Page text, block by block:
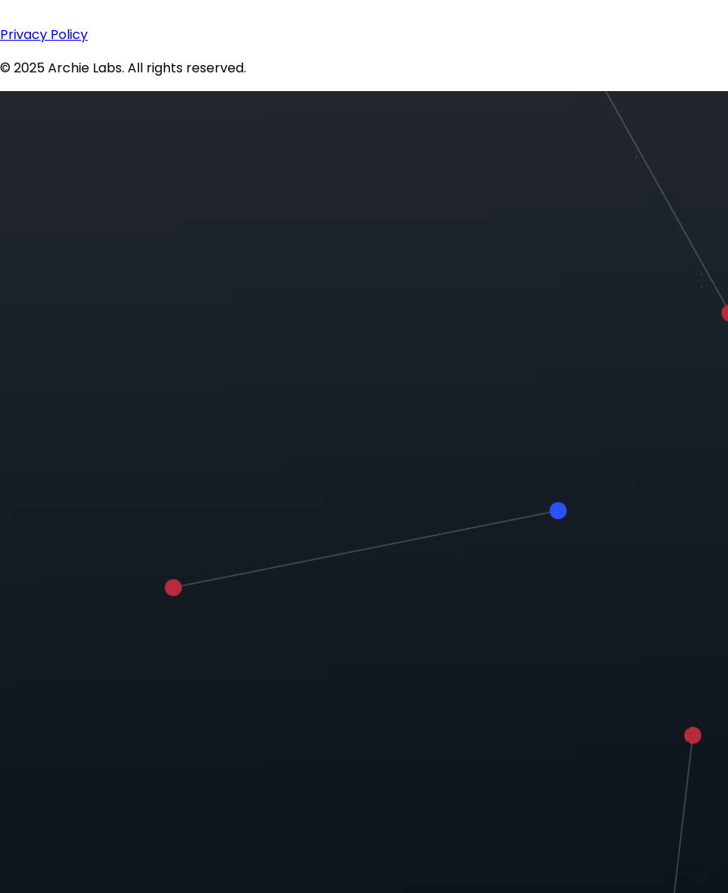
Privacy Policy
© 2025 Archie Labs. All rights reserved.